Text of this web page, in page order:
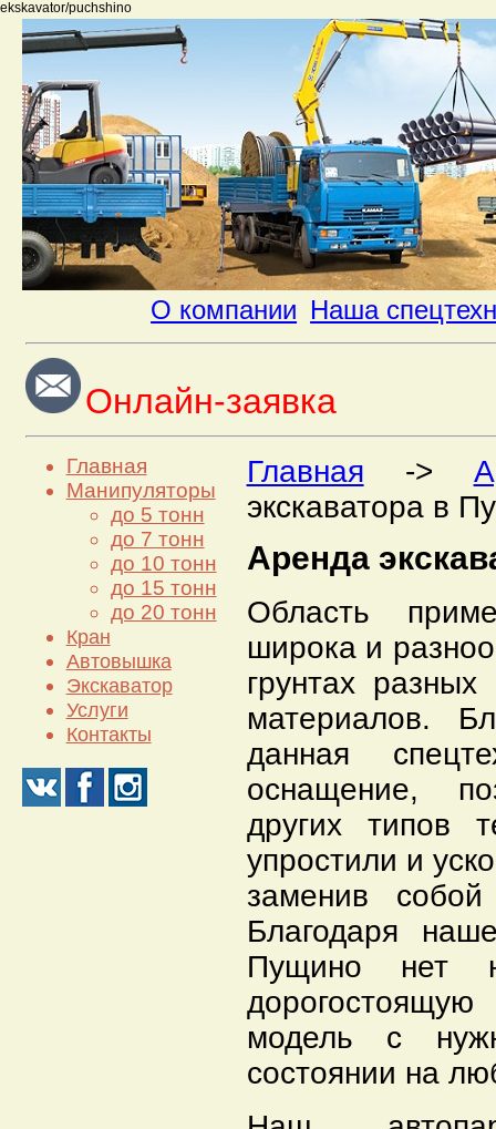
ekskavator/puchshino
О компании Наша
Онлайн-заявка
Главная
Манипуляторы
до 5 тонн
до 7 тонн
до 10 тонн
до 15 тонн
до 20 тонн
Кран
Автовышка
Экскаватор
Услуги
Контакты
Главная ->
экскаватора в
Аренда
Область
широка и
грунтах
материалов.
данная
оснащение,
других типов
упростили и
заменив
Благодаря
Пущино нет
модель с
состоянии на